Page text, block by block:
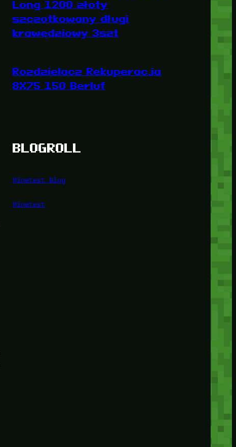
Long 1200 złoty
szczotkowany długi
krawędziowy 3szt
Rozdzielacz Rekuperacja
8X75 150 Berluf
BLOGROLL
Minetest Blog
Minetest